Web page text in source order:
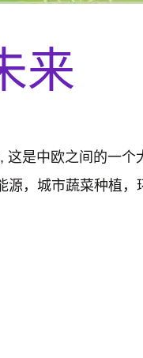
来
是中欧之间的一个
源，城市蔬菜种植